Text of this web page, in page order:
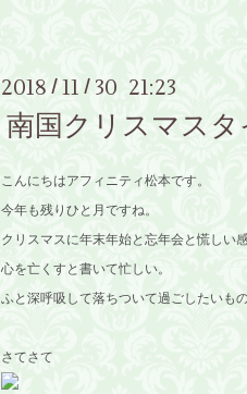
2018 / 11 / 30 21:23
南国クリスマスタ
こんにちはアフィニティ松本です。
今年も残りひと月ですね。
クリスマスに年末年始と忘年会と慌しい
心を亡くすと書いて忙しい。
ふと深呼吸して落ちついて過ごしたいも
さてさて